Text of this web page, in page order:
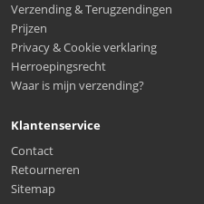
Verzending & Terugzendingen
Prijzen
Privacy & Cookie verklaring
Herroepingsrecht
Waar is mijn verzending?
Klantenservice
Contact
Retourneren
Sitemap